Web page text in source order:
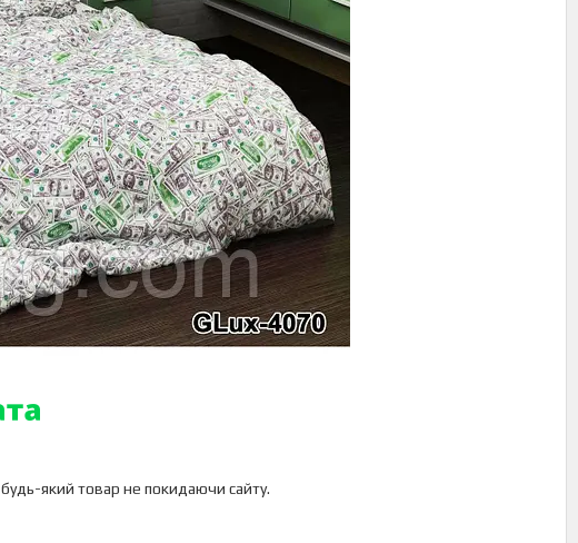
який товар не покидаючи сайту.